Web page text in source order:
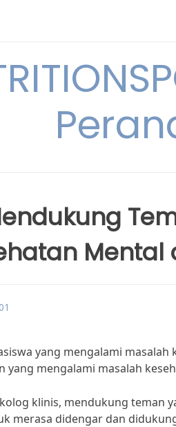
Mental
yang mengalami
mengalami masalah
klinis, mendukung teman
merasa didengar dan